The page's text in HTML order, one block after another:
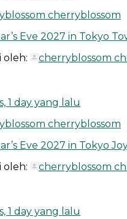
cherryblossom
Eve 2027 in Tokyo
oleh:
cherryblossom
1 day yang lalu
cherryblossom
Eve 2027 in Tokyo
oleh:
cherryblossom
1 day yang lalu